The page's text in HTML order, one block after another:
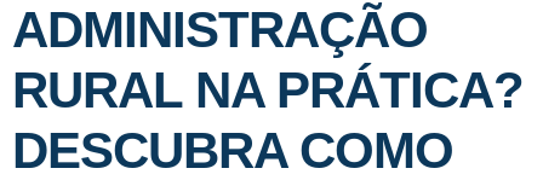
ADMINISTRAÇÃO
RURAL NA PRÁTICA?
DESCUBRA COMO